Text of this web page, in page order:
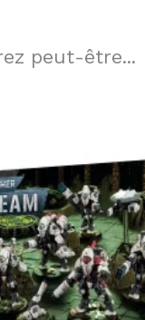
peut-être...